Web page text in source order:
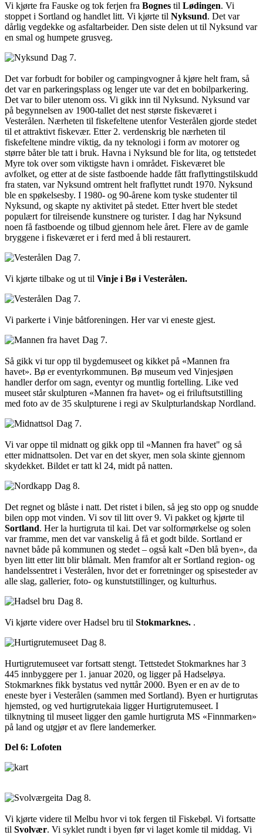
Vi kjørte fra Fauske og tok ferjen fra Bognes til Lødingen. Vi
stoppet i Sortland og handlet litt. Vi kjørte til Nyksund. Det var
dårlig vegdekke og asfaltarbeider. Den siste delen ut til Nyksund var
en smal og humpete grusveg.
Dag 7.
Det var forbudt for bobiler og campingvogner å kjøre helt fram, så
det var en parkeringsplass og lenger ute var det en bobilparkering.
Det var to biler utenom oss. Vi gikk inn til Nyksund. Nyksund var
på begynnelsen av 1900-tallet det nest største fiskeværet i
Vesterålen. Nærheten til fiskefeltene utenfor Vesterålen gjorde stedet
til et attraktivt fiskevær. Etter 2. verdenskrig ble nærheten til
fiskefeltene mindre viktig, da ny teknologi i form av motorer og
større båter ble tatt i bruk. Havna i Nyksund ble for lita, og tettstedet
Myre tok over som viktigste havn i området. Fiskeværet ble
avfolket, og etter at de siste fastboende hadde fått fraflyttingstilskudd
fra staten, var Nyksund omtrent helt fraflyttet rundt 1970. Nyksund
ble en spøkelsesby. I 1980- og 90-årene kom tyske studenter til
Nyksund, og skapte ny aktivitet på stedet. Etter hvert ble stedet
populært for tilreisende kunstnere og turister. I dag har Nyksund
noen få fastboende og tilbud gjennom hele året. Flere av de gamle
bryggene i fiskeværet er i ferd med å bli restaurert.
Dag 7.
Vi kjørte tilbake og ut til Vinje i Bø i Vesterålen.
Dag 7.
Vi parkerte i Vinje båtforeningen. Her var vi eneste gjest.
Dag 7.
Så gikk vi tur opp til bygdemuseet og kikket på «Mannen fra
havet». Bø er eventyrkommunen. Bø museum ved Vinjesjøen
handler derfor om sagn, eventyr og muntlig fortelling. Like ved
museet står skulpturen «Mannen fra havet» og ei friluftsutstilling
med foto av de 35 skulpturene i regi av Skulpturlandskap Nordland.
Dag 7.
Vi var oppe til midnatt og gikk opp til «Mannen fra havet" og så
etter midnattsolen. Det var en det skyer, men sola skinte gjennom
skydekket. Bildet er tatt kl 24, midt på natten.
Dag 8.
Det regnet og blåste i natt. Det ristet i bilen, så jeg sto opp og snudde
bilen opp mot vinden. Vi sov til litt over 9. Vi pakket og kjørte til
Sortland. Her la hurtigruta til kai. Det var solformørkelse og solen
var framme, men det var vanskelig å få et godt bilde. Sortland er
navnet både på kommunen og stedet – også kalt «Den blå byen», da
byen litt etter litt blir blåmalt. Men framfor alt er Sortland region- og
handelssentret i Vesterålen, hvor det er forretninger og spisesteder av
alle slag, gallerier, foto- og kunstutstillinger, og kulturhus.
Dag 8.
Vi kjørte videre over Hadsel bru til Stokmarknes. .
Dag 8.
Hurtigrutemuseet var fortsatt stengt. Tettstedet Stokmarknes har 3
445 innbyggere per 1. januar 2020, og ligger på Hadseløya.
Stokmarknes fikk bystatus ved nyttår 2000. Byen er en av de to
eneste byer i Vesterålen (sammen med Sortland). Byen er hurtigrutas
hjemsted, og ved hurtigrutekaia ligger Hurtigrutemuseet. I
tilknytning til museet ligger den gamle hurtigruta MS «Finnmarken»
på land og utgjør et av flere landemerker.
Del 6: Lofoten
Dag 8.
Vi kjørte videre til Melbu hvor vi tok fergen til Fiskebøl. Vi fortsatte
til Svolvær. Vi syklet rundt i byen før vi laget komle til middag. Vi